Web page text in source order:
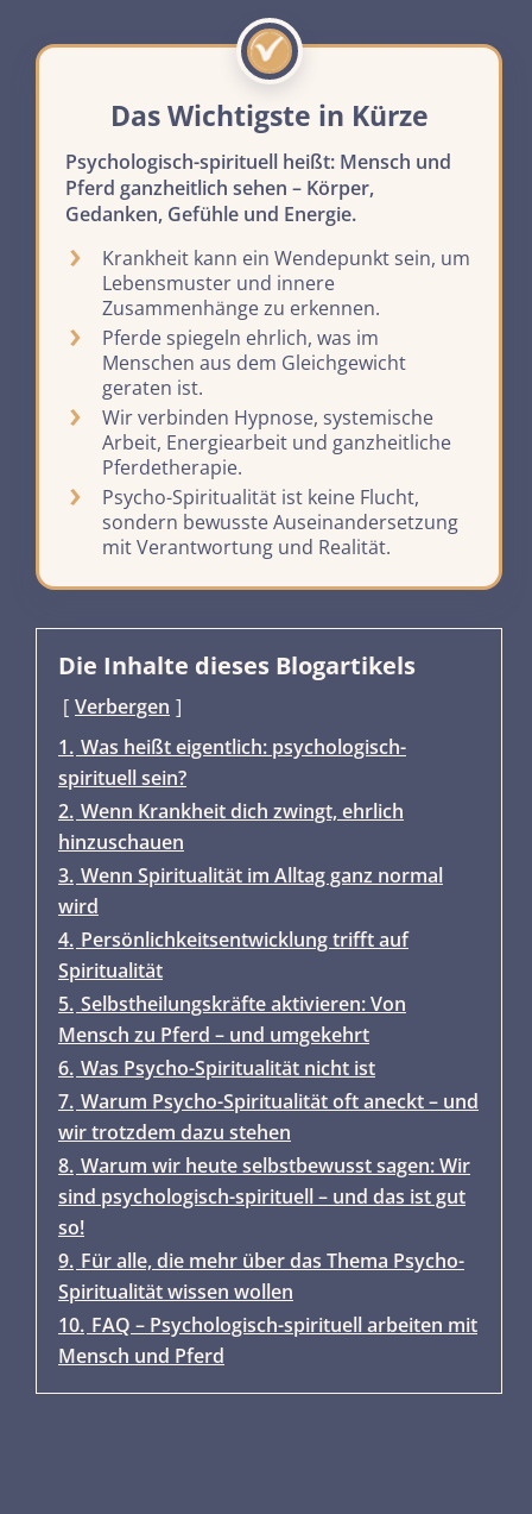
Das Wichtigste in Kürze
Psychologisch-spirituell heißt: Mensch und
Pferd ganzheitlich sehen – Körper,
Gedanken, Gefühle und Energie.
Krankheit kann ein Wendepunkt sein, um
Lebensmuster und innere
Zusammenhänge zu erkennen.
Pferde spiegeln ehrlich, was im
Menschen aus dem Gleichgewicht
geraten ist.
Wir verbinden Hypnose, systemische
Arbeit, Energiearbeit und ganzheitliche
Pferdetherapie.
Psycho-Spiritualität ist keine Flucht,
sondern bewusste Auseinandersetzung
mit Verantwortung und Realität.
Die Inhalte dieses Blogartikels
Verbergen
1. Was heißt eigentlich: psychologisch-
spirituell sein?
2. Wenn Krankheit dich zwingt, ehrlich
hinzuschauen
3. Wenn Spiritualität im Alltag ganz normal
wird
4. Persönlichkeitsentwicklung trifft auf
Spiritualität
5. Selbstheilungskräfte aktivieren: Von
Mensch zu Pferd – und umgekehrt
6. Was Psycho-Spiritualität nicht ist
7. Warum Psycho-Spiritualität oft aneckt – und
wir trotzdem dazu stehen
8. Warum wir heute selbstbewusst sagen: Wir
sind psychologisch-spirituell – und das ist gut
so!
9. Für alle, die mehr über das Thema Psycho-
Spiritualität wissen wollen
10. FAQ – Psychologisch-spirituell arbeiten mit
Mensch und Pferd